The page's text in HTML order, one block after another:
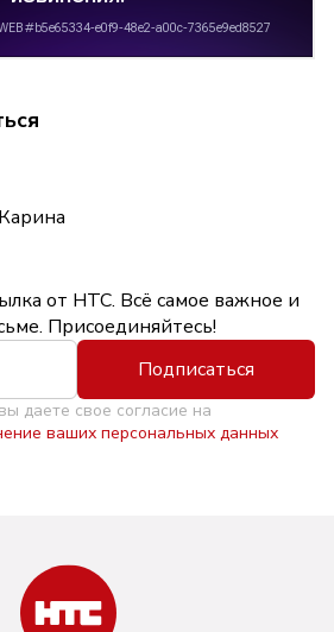
от НТС. Всё самое важное и
Присоединяйтесь!
Подписаться
даете свое согласие на
ваших персональных данных